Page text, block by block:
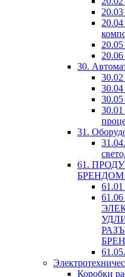
30.
30.05
31.
61.
БРЕНДОМ
Коробки